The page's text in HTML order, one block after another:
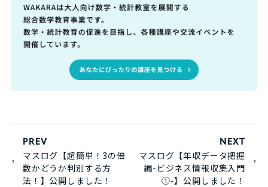
PREV
マスログ【超簡単！3の倍
数かどうか判別する方
法！】公開しました！
NEXT
マスログ【年収データ把握
編-ビジネス情報収集入門
①-】公開しました！